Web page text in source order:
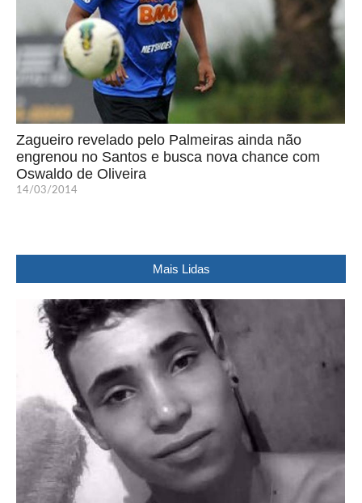
Zagueiro revelado pelo Palmeiras ainda não
engrenou no Santos e busca nova chance com
Oswaldo de Oliveira
14/03/2014
Mais Lidas